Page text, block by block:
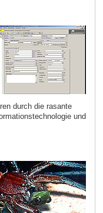
durch die rasante
und